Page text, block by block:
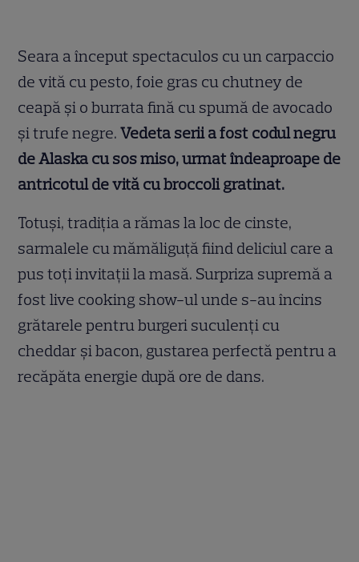
Seara a început spectaculos cu un carpaccio
de vită cu pesto, foie gras cu chutney de
ceapă și o burrata fină cu spumă de avocado
și trufe negre.Vedeta serii a fost codul negru
de Alaska cu sos miso, urmat îndeaproape de
antricotul de vită cu broccoli gratinat.
Totuși, tradiția a rămas la loc de cinste,
sarmalele cu mămăliguță fiind deliciul care a
pus toți invitații la masă. Surpriza supremă a
fost live cooking show-ul unde s-au încins
grătarele pentru burgeri suculenți cu
cheddar și bacon, gustarea perfectă pentru a
recăpăta energie după ore de dans.